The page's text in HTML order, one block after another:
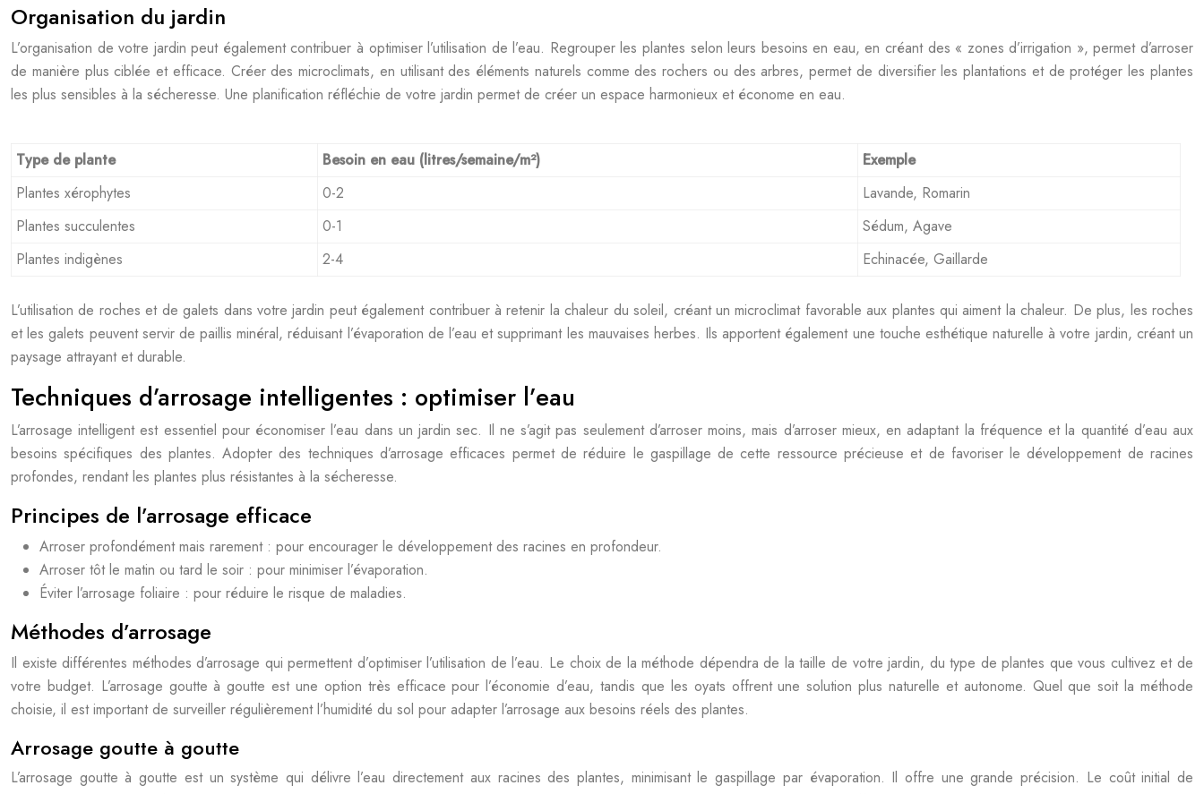
Organisation du jardin
L’organisation de votre jardin peut également contribuer à optimiser l’utilisation de l’eau. Regrouper les plantes selon leurs besoins en eau, en créant des « zones d’irrigation », permet d’arroser
de manière plus ciblée et efficace. Créer des microclimats, en utilisant des éléments naturels comme des rochers ou des arbres, permet de diversifier les plantations et de protéger les plantes
les plus sensibles à la sécheresse. Une planification réfléchie de votre jardin permet de créer un espace harmonieux et économe en eau.
Type de plante Besoin en eau (litres/semaine/m²)
Exemple
Plantes xérophytes
0-2
Lavande, Romarin
Plantes succulentes
0-1
Sédum, Agave
Plantes indigènes
2-4 Echinacée, Gaillarde
L’utilisation de roches et de galets dans votre jardin peut également contribuer à retenir la chaleur du soleil, créant un microclimat favorable aux plantes qui aiment la chaleur. De plus, les roches
et les galets peuvent servir de paillis minéral, réduisant l’évaporation de l’eau et supprimant les mauvaises herbes. Ils apportent également une touche esthétique naturelle à votre jardin, créant un
paysage attrayant et durable.
Techniques d’arrosage intelligentes : optimiser l’eau
L’arrosage intelligent est essentiel pour économiser l’eau dans un jardin sec. Il ne s’agit pas seulement d’arroser moins, mais d’arroser mieux, en adaptant la fréquence et la quantité d’eau aux
besoins spécifiques des plantes. Adopter des techniques d’arrosage efficaces permet de réduire le gaspillage de cette ressource précieuse et de favoriser le développement de racines
profondes, rendant les plantes plus résistantes à la sécheresse.
Principes de l’arrosage efficace
Arroser profondément mais rarement : pour encourager le développement des racines en profondeur.
Arroser tôt le matin ou tard le soir : pour minimiser l’évaporation.
Éviter l’arrosage foliaire : pour réduire le risque de maladies.
Méthodes d’arrosage
Il existe différentes méthodes d’arrosage qui permettent d’optimiser l’utilisation de l’eau. Le choix de la méthode dépendra de la taille de votre jardin, du type de plantes que vous cultivez et de
votre budget. L’arrosage goutte à goutte est une option très efficace pour l’économie d’eau, tandis que les oyats offrent une solution plus naturelle et autonome. Quel que soit la méthode
choisie, il est important de surveiller régulièrement l’humidité du sol pour adapter l’arrosage aux besoins réels des plantes.
Arrosage goutte à goutte
L’arrosage goutte à goutte est un système qui délivre l’eau directement aux racines des plantes, minimisant le gaspillage par évaporation. Il offre une grande précision. Le coût initial de